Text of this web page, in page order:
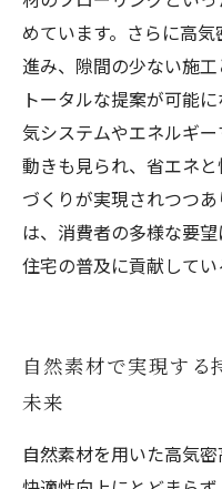
めています。さらに高
進み、隙間の少ない施
トータルな提案が可能
気システムやエネルギ
動きも見られ、省エネ
づくりが実現されつつ
は、消費者の多様な要
住宅の普及に貢献してい
自然素材で実現する
未来
自然素材を用いた高気